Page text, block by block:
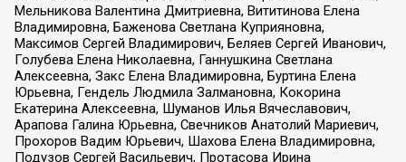
Мельникова Валентина Дмитриевна, Вититинова Елена
Владимировна, Баженова Светлана Куприяновна,
Максимов Сергей Владимирович, Беляев Сергей Иванович,
Голубева Елена Николаевна, Ганнушкина Светлана
Алексеевна, Закс Елена Владимировна, Буртина Елена
Юрьевна, Гендель Людмила Залмановна, Кокорина
Екатерина Алексеевна, Шуманов Илья Вячеславович,
Арапова Галина Юрьевна, Свечников Анатолий Мариевич,
Прохоров Вадим Юрьевич, Шахова Елена Владимировна,
Подузов Сергей Васильевич, Протасова Ирина